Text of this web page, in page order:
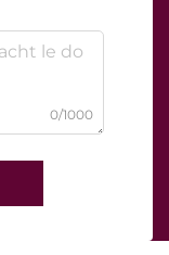
0/1000